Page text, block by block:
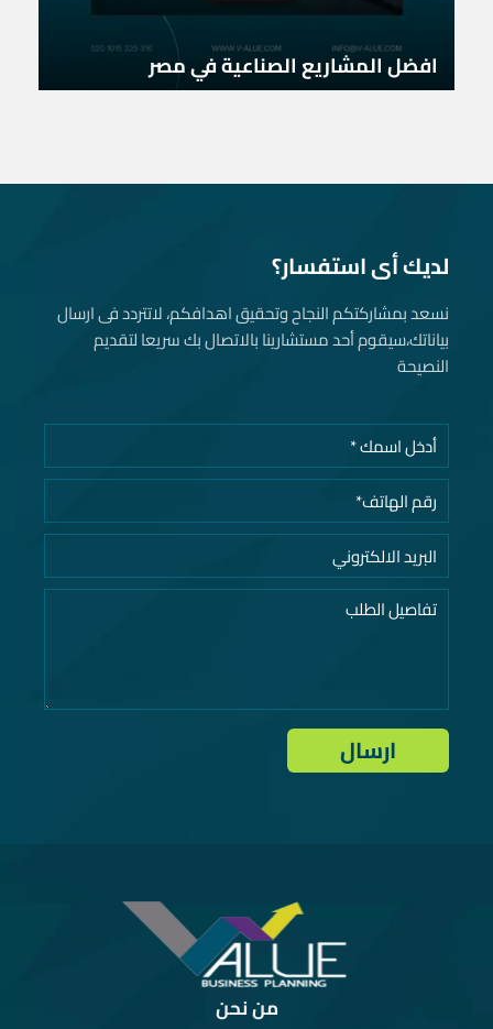
افضل المشاريع الصناعية في مصر
لديك أى استفسار؟
نسعد بمشاركتكم النجاح وتحقيق اهدافكم، لاتتردد فى ارسال
بياناتك، سيقوم أحد مستشارينا بالاتصال بك سريعا لتقديم
النصيحة
من نحن